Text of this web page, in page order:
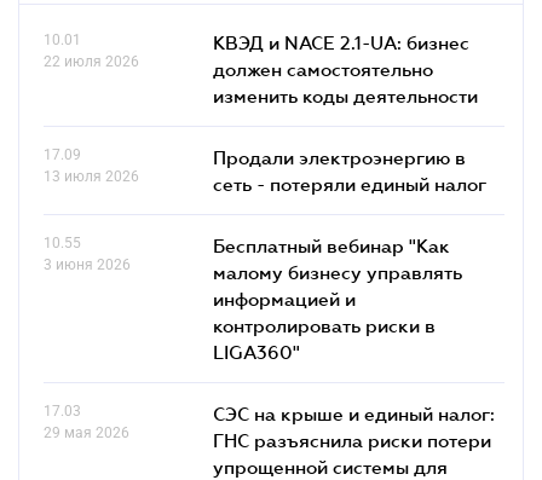
10.01
22 июля 2026
КВЭД и NACE 2.1-UA: бизнес
должен самостоятельно
изменить коды деятельности
17.09
13 июля 2026
Продали электроэнергию в
сеть - потеряли единый налог
10.55
3 июня 2026
Бесплатный вебинар "Как
малому бизнесу управлять
информацией и
контролировать риски в
LIGA360"
17.03
29 мая 2026
СЭС на крыше и единый налог:
ГНС разъяснила риски потери
упрощенной системы для